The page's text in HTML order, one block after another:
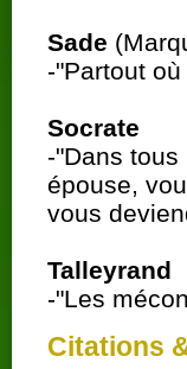
Sade
-"Partout
Socrate
-"Dans
épouse,
vous
Talleyrand
-"Les
Citations